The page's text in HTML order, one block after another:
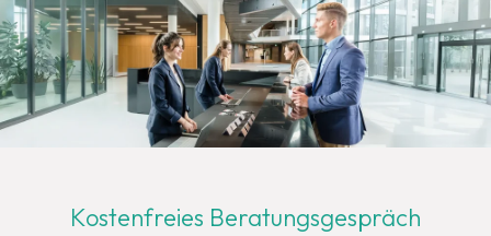
Kostenfreies Beratungsgespräch